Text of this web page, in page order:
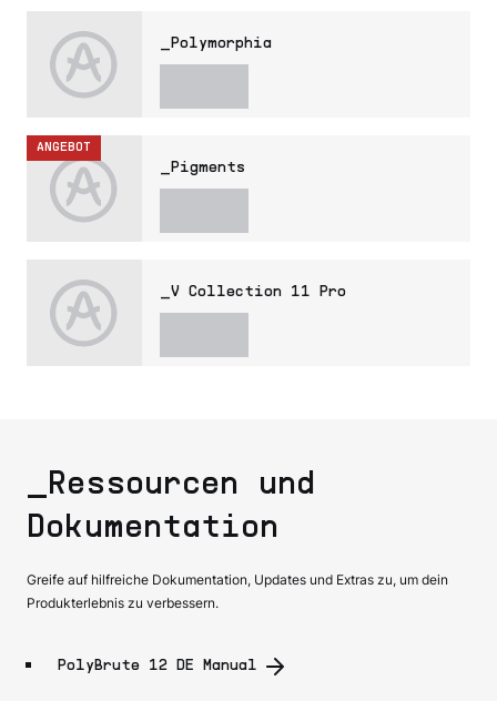
_Polymorphia
ANGEBOT
_Pigments
_V Collection 11 Pro
_Ressourcen und
Dokumentation
Greife auf hilfreiche Dokumentation, Updates und Extras zu, um dein
Produkterlebnis zu verbessern.
PolyBrute 12 DE Manual